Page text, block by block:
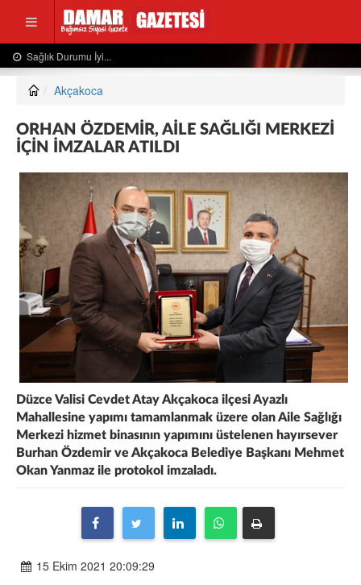
Usta Gazeteciden Sevindiren Haber....
Akçakoca
ORHAN ÖZDEMİR, AİLE SAĞLIĞI MERKEZİ
İÇİN İMZALAR ATILDI
Düzce Valisi Cevdet Atay Akçakoca ilçesi Ayazlı
Mahallesine yapımı tamamlanmak üzere olan Aile Sağlığı
Merkezi hizmet binasının yapımını üstelenen hayırsever
Burhan Özdemir ve Akçakoca Belediye Başkanı Mehmet
Okan Yanmaz ile protokol imzaladı.
15 Ekim 2021 20:09:29